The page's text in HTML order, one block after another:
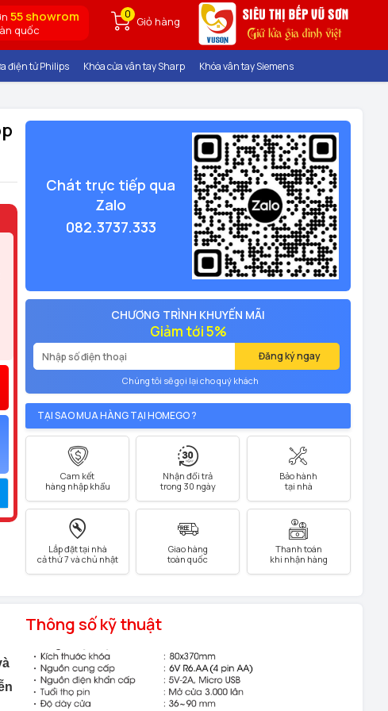
55 showrom
quốc
0
Giỏ hàng
điện tử Philips Khóa cửa vân tay Sharp Khóa vân tay Siemens
Chát trực tiếp qua
Zalo
082.3737.333
CHƯƠNG TRÌNH KHUYẾN MÃI
Giảm tới 5%
Đăng ký ngay
Chúng tôi sẽ gọi lại cho quý khách
TẠI SAO MUA HÀNG TẠI HOMEGO ?
Cam kết
hàng nhập khẩu
Nhận đổi trả
trong 30 ngày
Bảo hành
tại nhà
Lắp đặt tại nhà
cả thứ 7 và chủ nhật
Giao hàng
toàn quốc
Thanh toán
khi nhận hàng
Thông số kỹ thuật